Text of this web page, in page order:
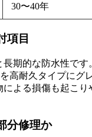
30〜40年
項目
期的な防水性で
高耐久タイプに
よる損傷も起こ
分修理か